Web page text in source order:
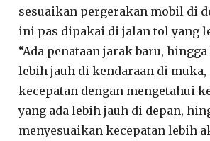
sesuaikan pergerakan mobil di
ini pas dipakai di jalan tol yang
“Ada penataan jarak baru,
lebih jauh di kendaraan di muka,
kecepatan dengan mengetahui
yang ada lebih jauh di depan,
menyesuaikan kecepatan lebih